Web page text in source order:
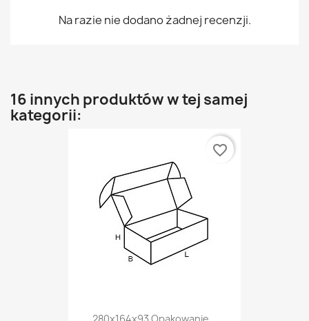
Na razie nie dodano żadnej recenzji.
16 innych produktów w tej samej
kategorii:
favorite_border